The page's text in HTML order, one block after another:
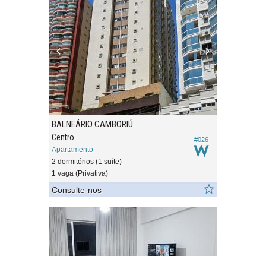
#026
BALNEÁRIO CAMBORIÚ
Centro
Apartamento
2 dormitórios (1 suíte)
1 vaga (Privativa)
Consulte-nos